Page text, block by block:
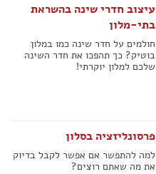
עיצוב חדרי שינה בהשראת
בתי-מלון
חולמים על חדר שינה כמו במלון
בוטיק? כך תהפכו את חדר השינה
שלכם למלון יוקרתי!
פרסונליזציה בסלון
למה להתפשר אם אפשר לקבל בדיוק
את מה שאתם רוצים?